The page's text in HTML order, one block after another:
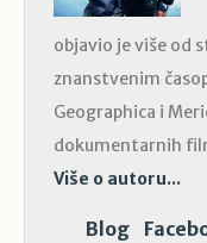
objavio je više od
znanstvenim
Geographica i
dokumentarnih
Više o autoru...
Blog